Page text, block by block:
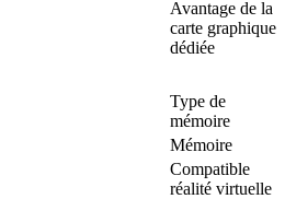
Avantage de la
carte graphique
dédiée
Type de
mémoire
Mémoire
Compatible
réalité virtuelle